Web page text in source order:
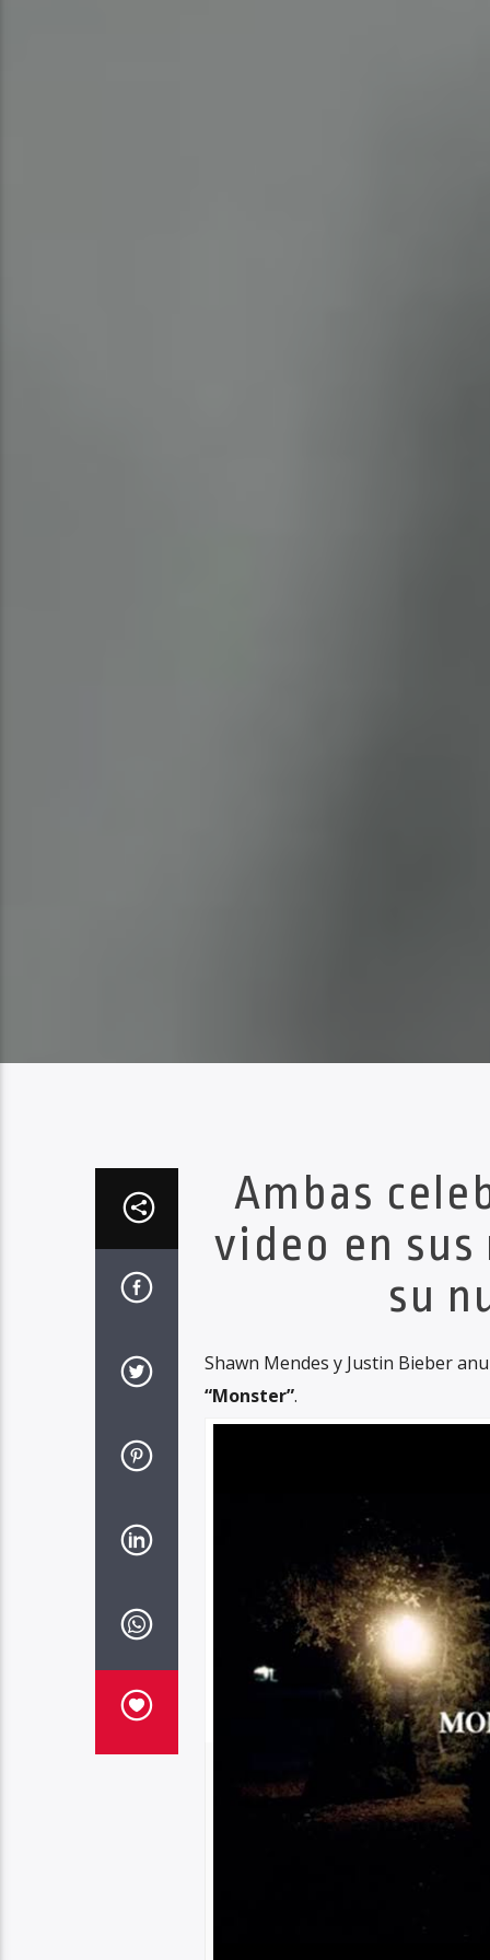
Ambas
video en
su
Shawn Mendes y Justin Bieber
“Monster”.